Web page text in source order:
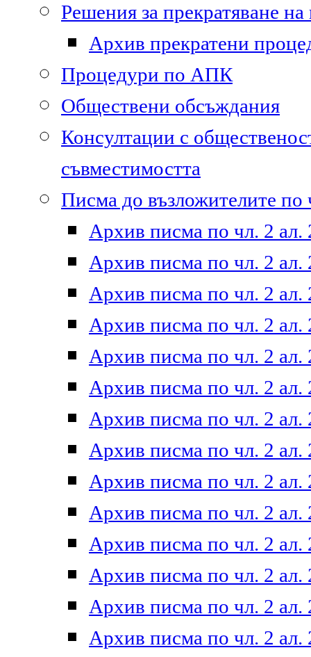
Решения за прекратяване
Архив прекратени
Процедури по АПК
Обществени обсъждания
Консултации с
съвместимостта
Писма до възложителите по
Архив писма по чл. 2 ал.
Архив писма по чл. 2 ал.
Архив писма по чл. 2 ал.
Архив писма по чл. 2 ал.
Архив писма по чл. 2 ал.
Архив писма по чл. 2 ал.
Архив писма по чл. 2 ал.
Архив писма по чл. 2 ал.
Архив писма по чл. 2 ал.
Архив писма по чл. 2 ал.
Архив писма по чл. 2 ал.
Архив писма по чл. 2 ал.
Архив писма по чл. 2 ал.
Архив писма по чл. 2 ал.